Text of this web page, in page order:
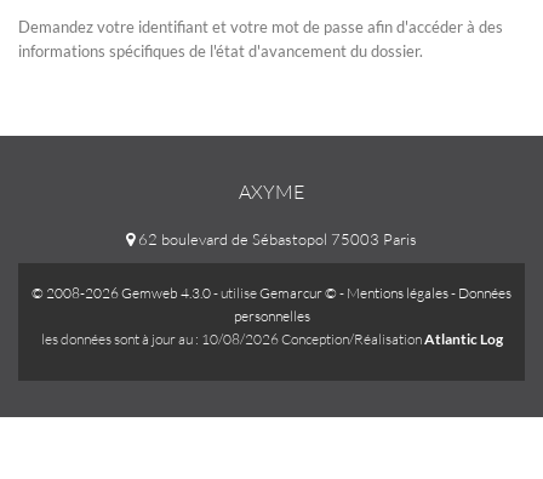
Demandez votre identifiant et votre mot de passe afin d'accéder à des
informations spécifiques de l'état d'avancement du dossier.
AXYME
62 boulevard de Sébastopol 75003 Paris
© 2008-2026 Gemweb 4.3.0- utiliseGemarcur © - Mentions légales- Données
personnelles
les données sont à jour au : 10/08/2026 Conception/RéalisationAtlantic Log